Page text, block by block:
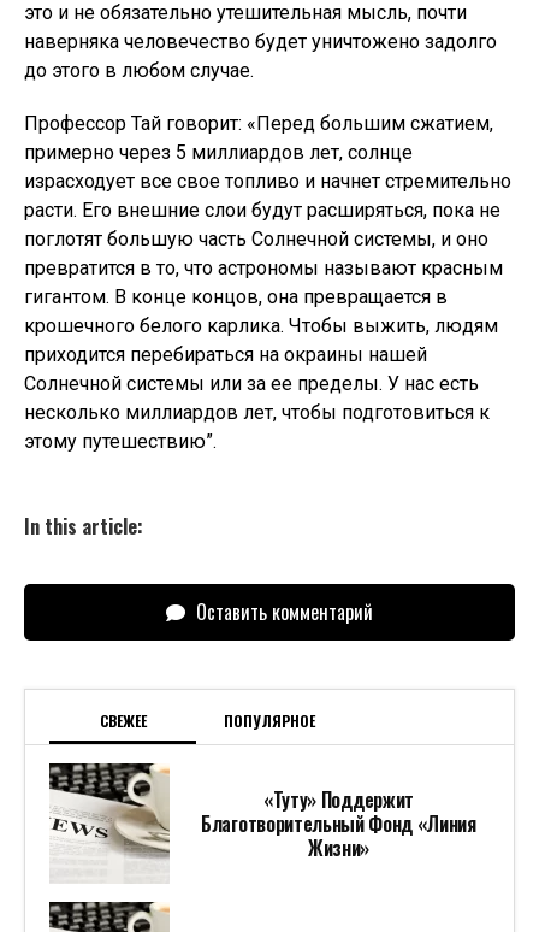
это и не обязательно утешительная мысль, почти
наверняка человечество будет уничтожено задолго
до этого в любом случае.
Профессор Тай говорит: «Перед большим сжатием,
примерно через 5 миллиардов лет, солнце
израсходует все свое топливо и начнет стремительно
расти. Его внешние слои будут расширяться, пока не
поглотят большую часть Солнечной системы, и оно
превратится в то, что астрономы называют красным
гигантом. В конце концов, она превращается в
крошечного белого карлика. Чтобы выжить, людям
приходится перебираться на окраины нашей
Солнечной системы или за ее пределы. У нас есть
несколько миллиардов лет, чтобы подготовиться к
этому путешествию”.
In this article:
Оставить комментарий
СВЕЖЕЕ ПОПУЛЯРНОЕ
«Туту» Поддержит
Благотворительный Фонд «Линия
Жизни»